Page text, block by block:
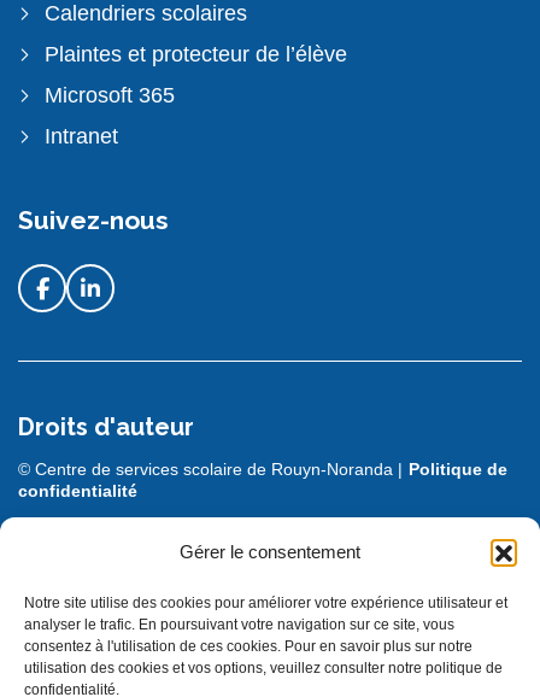
Gérer le consentement
Notre site utilise des cookies pour améliorer votre expérience utilisateur et
analyser le trafic. En poursuivant votre navigation sur ce site, vous
consentez à l'utilisation de ces cookies. Pour en savoir plus sur notre
utilisation des cookies et vos options, veuillez consulter notre politique de
confidentialité.
Calendriers scolaires
Plaintes et protecteur de l’élève
Microsoft 365
Intranet
Suivez-nous
Droits d'auteur
© Centre de services scolaire de Rouyn-Noranda | Politique de
confidentialité